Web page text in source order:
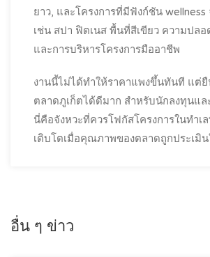
ยาว, และโครงการที่มีฟังก์ชัน wellness
เช่น สปา ฟิตเนส พื้นที่สีเขียว ความปล
และการบริหารโครงการมืออาชีพ
งานนี้ไม่ได้ทำให้ราคาแพงขึ้นทันที แต่
ตลาดภูเก็ตได้ดีมาก สำหรับนักลงทุนแล
นี่คือจังหวะที่ควรโฟกัสโครงการในทำเ
เติบโตเมื่อคุณภาพของตลาดถูกประเมิ
อื่น ๆ ข่าว